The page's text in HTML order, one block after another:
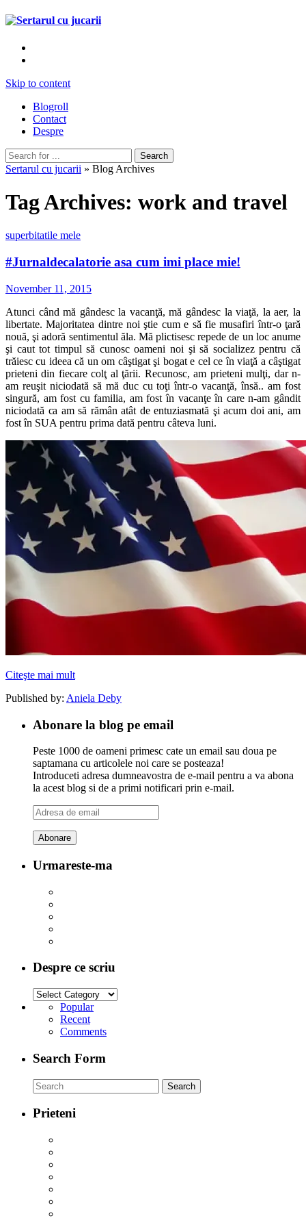
Skip to content
Blogroll
Contact
Despre
Sertarul cu jucarii » Blog Archives
Tag Archives: work and travel
superbitatile mele
#Jurnaldecalatorie asa cum imi place mie!
November 11, 2015
Atunci când mă gândesc la vacanţă, mă gândesc la viaţă, la aer, la
libertate. Majoritatea dintre noi ştie cum e să fie musafiri într-o ţară
nouă, şi adoră sentimentul ăla. Mă plictisesc repede de un loc anume
şi caut tot timpul să cunosc oameni noi şi să socializez pentru că
trăiesc cu ideea că un om câştigat şi bogat e cel ce în viaţă a câştigat
prieteni din fiecare colţ al ţării. Recunosc, am prieteni mulţi, dar n-
am reuşit niciodată să mă duc cu toţi într-o vacanţă, însă.. am fost
singură, am fost cu familia, am fost în vacanţe în care n-am gândit
niciodată ca am să rămân atât de entuziasmată şi acum doi ani, am
fost în SUA pentru prima dată pentru câteva luni.
Citeşte mai mult
Published by: Aniela Deby
Abonare la blog pe email
Peste 1000 de oameni primesc cate un email sau doua pe
saptamana cu articolele noi care se posteaza!
Introduceti adresa dumneavostra de e-mail pentru a va abona
la acest blog si de a primi notificari prin e-mail.
Adresa
de
email
Urmareste-ma
Despre ce scriu
Popular
Recent
Comments
Search Form
Prieteni